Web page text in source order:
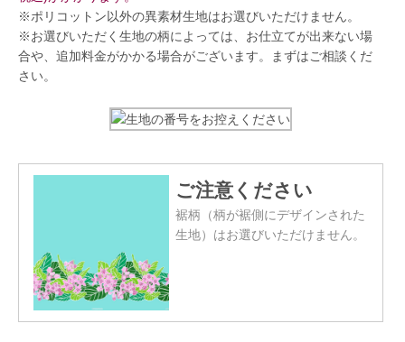
※ポリコットン以外の異素材生地はお選びいただけません。
※お選びいただく生地の柄によっては、お仕立てが出来ない場
合や、追加料金がかかる場合がございます。まずはご相談くだ
さい。
ご注意ください
裾柄（柄が裾側にデザインされた
生地）はお選びいただけません。